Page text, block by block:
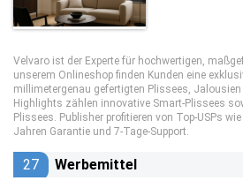
Velvaro ist der Experte für hochwertigen,
unserem Onlineshop finden Kunden eine
millimetergenau gefertigten Plissees,
Highlights zählen innovative Smart-Plissees
Plissees. Publisher profitieren von Top-USPs
Jahren Garantie und 7-Tage-Support.
27 Werbemittel